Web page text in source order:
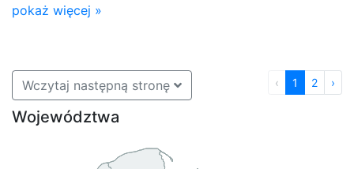
pokaż więcej »
Wczytaj następną stronę ‹ 1 2 ›
Województwa